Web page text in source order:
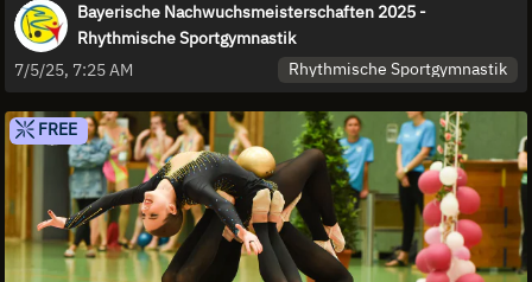
Bayerische Nachwuchsmeisterschaften 2025 -
Rhythmische Sportgymnastik
7/5/25, 7:25 AM
Rhythmische Sportgymnastik
FREE